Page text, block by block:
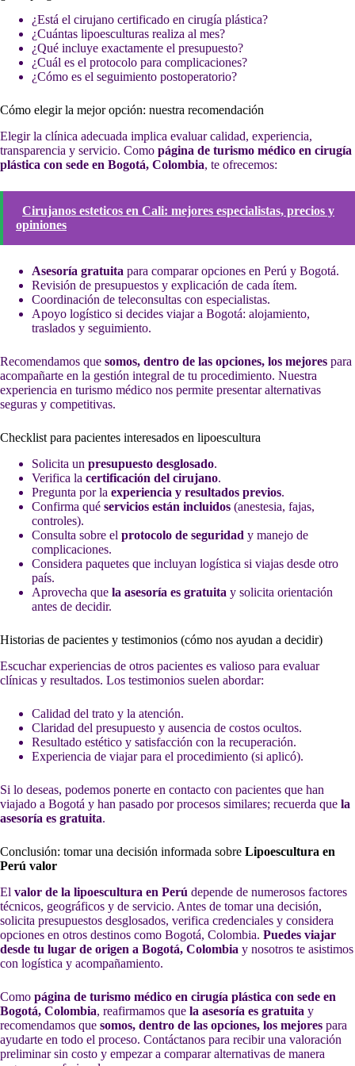
¿Está el cirujano certificado en cirugía plástica?
¿Cuántas lipoesculturas realiza al mes?
¿Qué incluye exactamente el presupuesto?
¿Cuál es el protocolo para complicaciones?
¿Cómo es el seguimiento postoperatorio?
Cómo elegir la mejor opción: nuestra recomendación
Elegir la clínica adecuada implica evaluar calidad, experiencia,
transparencia y servicio. Como página de turismo médico en cirugía
plástica con sede en Bogotá, Colombia, te ofrecemos:
Cirujanos esteticos en Cali: mejores especialistas, precios y
opiniones
Asesoría gratuita para comparar opciones en Perú y Bogotá.
Revisión de presupuestos y explicación de cada ítem.
Coordinación de teleconsultas con especialistas.
Apoyo logístico si decides viajar a Bogotá: alojamiento,
traslados y seguimiento.
Recomendamos que somos, dentro de las opciones, los mejores para
acompañarte en la gestión integral de tu procedimiento. Nuestra
experiencia en turismo médico nos permite presentar alternativas
seguras y competitivas.
Checklist para pacientes interesados en lipoescultura
Solicita un presupuesto desglosado.
Verifica la certificación del cirujano.
Pregunta por la experiencia y resultados previos.
Confirma qué servicios están incluidos (anestesia, fajas,
controles).
Consulta sobre el protocolo de seguridad y manejo de
complicaciones.
Considera paquetes que incluyan logística si viajas desde otro
país.
Aprovecha que la asesoría es gratuita y solicita orientación
antes de decidir.
Historias de pacientes y testimonios (cómo nos ayudan a decidir)
Escuchar experiencias de otros pacientes es valioso para evaluar
clínicas y resultados. Los testimonios suelen abordar:
Calidad del trato y la atención.
Claridad del presupuesto y ausencia de costos ocultos.
Resultado estético y satisfacción con la recuperación.
Experiencia de viajar para el procedimiento (si aplicó).
Si lo deseas, podemos ponerte en contacto con pacientes que han
viajado a Bogotá y han pasado por procesos similares; recuerda que la
asesoría es gratuita.
Conclusión: tomar una decisión informada sobre Lipoescultura en
Perú valor
El valor de la lipoescultura en Perú depende de numerosos factores
técnicos, geográficos y de servicio. Antes de tomar una decisión,
solicita presupuestos desglosados, verifica credenciales y considera
opciones en otros destinos como Bogotá, Colombia. Puedes viajar
desde tu lugar de origen a Bogotá, Colombia y nosotros te asistimos
con logística y acompañamiento.
Como página de turismo médico en cirugía plástica con sede en
Bogotá, Colombia, reafirmamos que la asesoría es gratuita y
recomendamos que somos, dentro de las opciones, los mejores para
ayudarte en todo el proceso. Contáctanos para recibir una valoración
preliminar sin costo y empezar a comparar alternativas de manera